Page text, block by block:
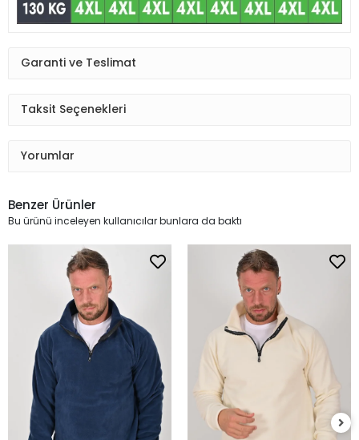
Garanti ve Teslimat
Taksit Seçenekleri
Yorumlar
Benzer Ürünler
Bu ürünü inceleyen kullanıcılar bunlara da baktı